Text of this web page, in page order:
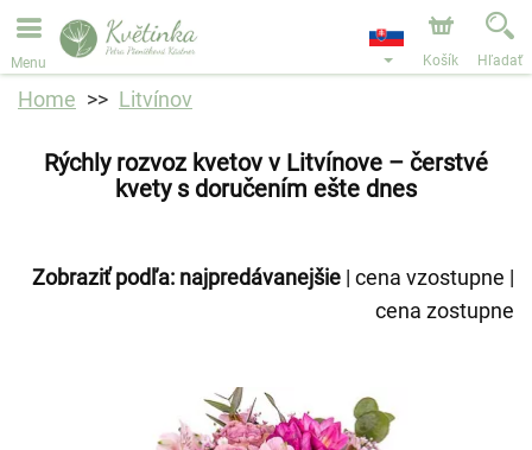
Objednávky prijímame prostredníctvom nášho e-shopu.
Najskorší možný termín doručenia je od 11.8.2026 z
dôvodu dovolenky.
Menu Košík Hľadať
Home Litvínov
Rýchly rozvoz kvetov v Litvínove – čerstvé
kvety s doručením ešte dnes
Zobraziť podľa: najpredávanejšie | cena vzostupne |
cena zostupne